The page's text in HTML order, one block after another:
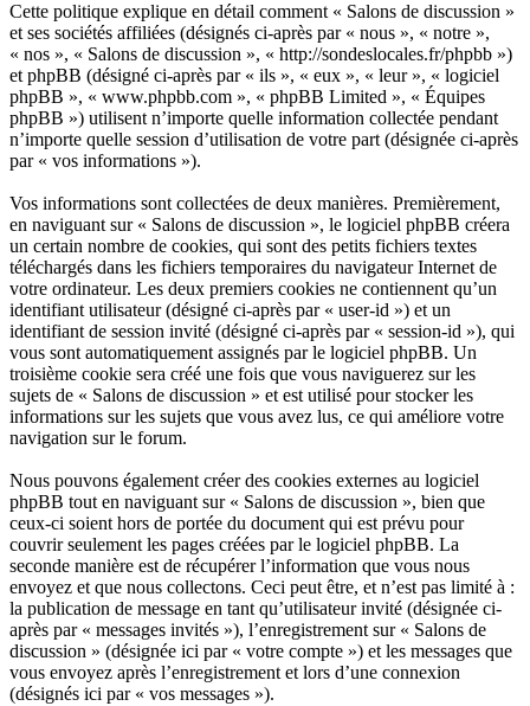
Cette politique explique en détail comment « Salons de discussion »
et ses sociétés affiliées (désignés ci-après par « nous », « notre »,
« nos », « Salons de discussion », « http://sondeslocales.fr/phpbb »)
et phpBB (désigné ci-après par « ils », « eux », « leur », « logiciel
phpBB », « www.phpbb.com », « phpBB Limited », « Équipes
phpBB ») utilisent n’importe quelle information collectée pendant
n’importe quelle session d’utilisation de votre part (désignée ci-après
par « vos informations »).
Vos informations sont collectées de deux manières. Premièrement,
en naviguant sur « Salons de discussion », le logiciel phpBB créera
un certain nombre de cookies, qui sont des petits fichiers textes
téléchargés dans les fichiers temporaires du navigateur Internet de
votre ordinateur. Les deux premiers cookies ne contiennent qu’un
identifiant utilisateur (désigné ci-après par « user-id ») et un
identifiant de session invité (désigné ci-après par « session-id »), qui
vous sont automatiquement assignés par le logiciel phpBB. Un
troisième cookie sera créé une fois que vous naviguerez sur les
sujets de « Salons de discussion » et est utilisé pour stocker les
informations sur les sujets que vous avez lus, ce qui améliore votre
navigation sur le forum.
Nous pouvons également créer des cookies externes au logiciel
phpBB tout en naviguant sur « Salons de discussion », bien que
ceux-ci soient hors de portée du document qui est prévu pour
couvrir seulement les pages créées par le logiciel phpBB. La
seconde manière est de récupérer l’information que vous nous
envoyez et que nous collectons. Ceci peut être, et n’est pas limité à :
la publication de message en tant qu’utilisateur invité (désignée ci-
après par « messages invités »), l’enregistrement sur « Salons de
discussion » (désignée ici par « votre compte ») et les messages que
vous envoyez après l’enregistrement et lors d’une connexion
(désignés ici par « vos messages »).